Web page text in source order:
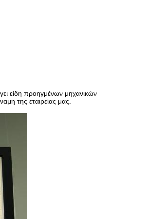
είδη προηγμένων μηχανικών
της εταιρείας μας.